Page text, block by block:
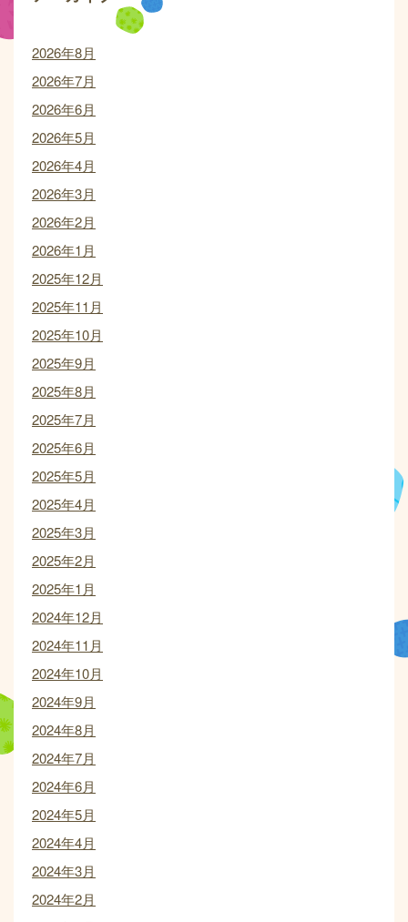
2026年8月
2026年7月
2026年6月
2026年5月
2026年4月
2026年3月
2026年2月
2026年1月
2025年12月
2025年11月
2025年10月
2025年9月
2025年8月
2025年7月
2025年6月
2025年5月
2025年4月
2025年3月
2025年2月
2025年1月
2024年12月
2024年11月
2024年10月
2024年9月
2024年8月
2024年7月
2024年6月
2024年5月
2024年4月
2024年3月
2024年2月